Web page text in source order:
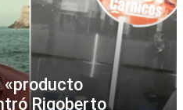
«producto
Rigoberto